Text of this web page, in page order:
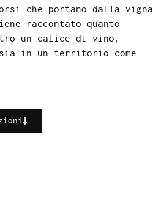
che portano dalla vigna
raccontato quanto
un calice di vino,
in un territorio come